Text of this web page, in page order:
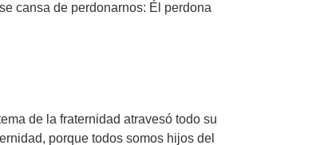
cansa de perdonarnos: Él perdona
de la fraternidad atravesó todo su
porque todos somos hijos del